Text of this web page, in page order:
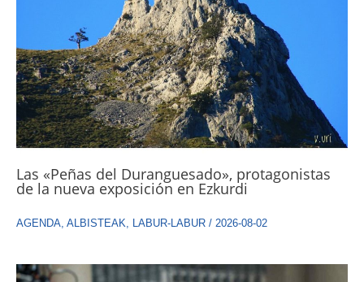
Las «Peñas del Duranguesado», protagonistas
de la nueva exposición en Ezkurdi
AGENDA ALBISTEAK LABUR-LABUR / 2026-08-02